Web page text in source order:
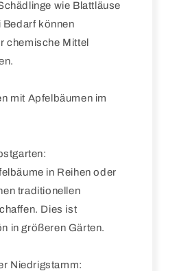
wie Blattläuse
Bedarf können
chemische Mittel
mit Apfelbäumen im
in Reihen oder
traditionellen
Dies ist
in größeren Gärten.
Niedrigstamm: